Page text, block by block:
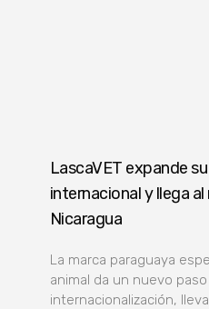
LascaVET expande
internacional y llega
Nicaragua
La marca paraguaya
animal da un nuevo
internacionalización,